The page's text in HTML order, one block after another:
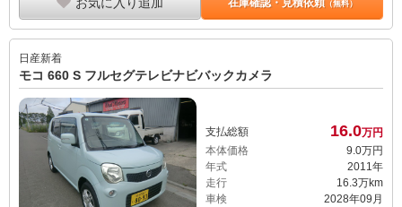
在庫確認・見積依頼（無料）
日産新着
モコ 660 S フルセグテレビナビバックカメラ
支払総額 16.0万円
本体価格
9. 0万円
年式
2011年
走行
16.3万km
車検
2028年09月